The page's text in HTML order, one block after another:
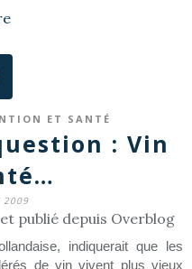
ET SANTÉ
: Vin
2009
publié depuis Overblog
indiquerait que les
de vin vivent plus vieux